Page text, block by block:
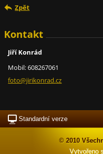
Zpět
Kontakt
Jiří Konrád
Mobil: 608267061
foto@jirikonrad.cz
Standardní verze
© 2010
Vytvořeno